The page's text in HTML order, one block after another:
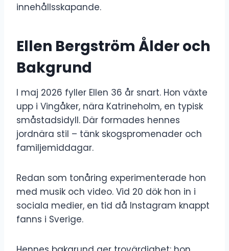
innehållsskapande.
Ellen Bergström Ålder och
Bakgrund
I maj 2026 fyller Ellen 36 år snart. Hon växte
upp i Vingåker, nära Katrineholm, en typisk
småstadsidyll. Där formades hennes
jordnära stil – tänk skogspromenader och
familjemiddagar.
Redan som tonåring experimenterade hon
med musik och video. Vid 20 dök hon in i
sociala medier, en tid då Instagram knappt
fanns i Sverige.